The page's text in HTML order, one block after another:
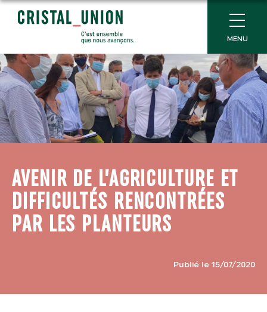
MENU
AVENIR DE L’AGRICULTURE ET
DIFFICULTÉS RENCONTRÉES
PAR LES PLANTEURS
Publié le 15/07/2020